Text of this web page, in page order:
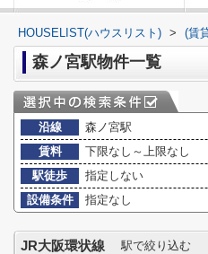
HOUSELIST(ハウスリスト) > (賃
森ノ宮駅物件一覧
沿線
森ノ宮駅
賃料
下限なし～上限なし
駅徒歩
指定しない
設備条件
指定なし
JR大阪環状線 駅で絞り込む